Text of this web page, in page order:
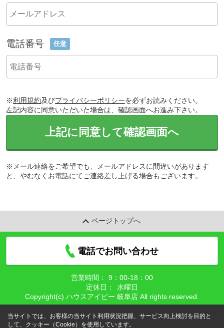
電話番号 任意
※利用規約及びプライバシーポリシーを必ずお読みください。
左記内容に同意いただいた場合は、確認画面へお進み下さい。
上記に同意して確認画面へ
※メール連絡をご希望でも、メールアドレスに間違いがあります
と、やむなくお電話にてご連絡差し上げる場合もございます。
ページトップへ
電話でお問い合わせ
営業時間：
9：00‐18：00
定休日：
水曜日
Copyright(c) ハウスアイビー 岐阜店 All rights reserved.
当サイトでは、お客様の当サイト利用状況把握、サービス向上検討を目的と
して、クッキー（Cookie）を使用しています。